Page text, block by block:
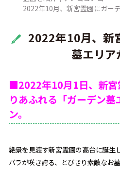
2022年10月、新宮霊園にガー
2022年10月、新
墓エリア
■2022年10月1日、新宮
りあふれる「ガーデン
ン。
絶景を見渡す新宮霊園の高台に誕生
バラが咲き誇る、とびきり素敵なお墓